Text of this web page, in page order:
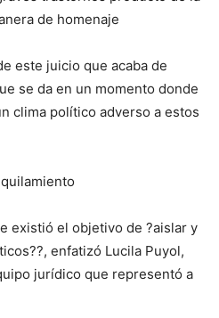
de homenaje
este juicio que acaba de
se da en un momento donde
clima político adverso a estos
existió el objetivo de ?aislar y
enfatizó Lucila Puyol,
jurídico que representó a